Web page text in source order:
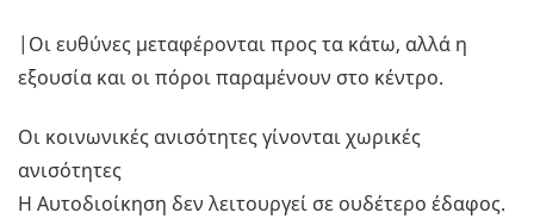
|Οι ευθύνες μεταφέρονται προς τα κάτω, αλλά η
εξουσία και οι πόροι παραμένουν στο κέντρο.
Οι κοινωνικές ανισότητες γίνονται χωρικές
ανισότητες
Η Αυτοδιοίκηση δεν λειτουργεί σε ουδέτερο έδαφος.